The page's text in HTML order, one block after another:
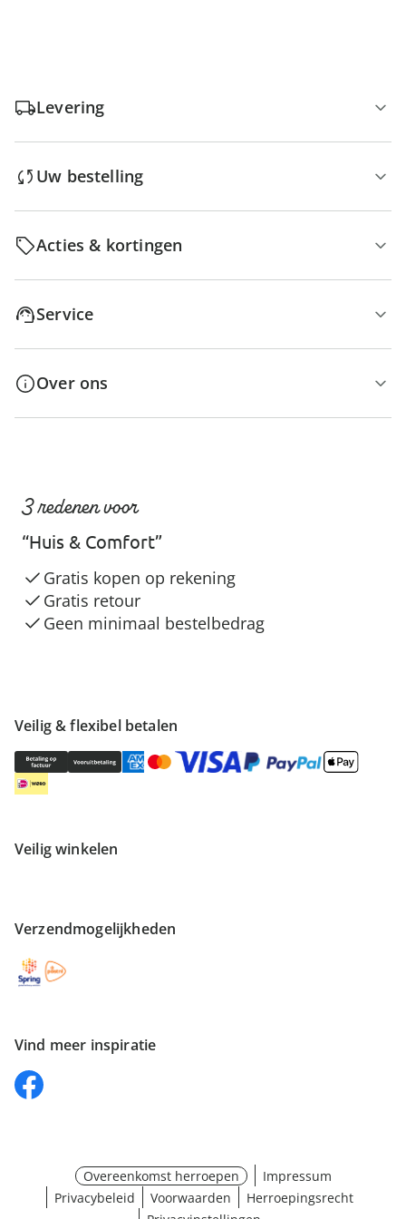
Levering
Uw bestelling
Acties & kortingen
Service
Over ons
Veilig & flexibel betalen
Veilig winkelen
Verzendmogelijkheden
Vind meer inspiratie
3 redenen voor
“Huis & Comfort”
Gratis kopen op rekening
Gratis retour
Geen minimaal bestelbedrag
Overeenkomst herroepen
Impressum
Privacybeleid
Voorwaarden
Herroepingsrecht